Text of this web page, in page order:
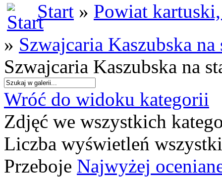
Start » Powiat
» Szwajcaria Kaszubska
Szwajcaria Kaszubska na
Wróć do widoku kategorii
Zdjęć we wszystkich
Liczba wyświetleń
Przeboje Najwyżej